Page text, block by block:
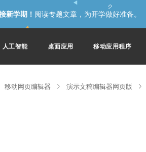
新学期！ 阅读专题文章，为开学做好准备。
人工智能 桌面应用 移动应用程序
移动网页编辑器 演示文稿编辑器网页版